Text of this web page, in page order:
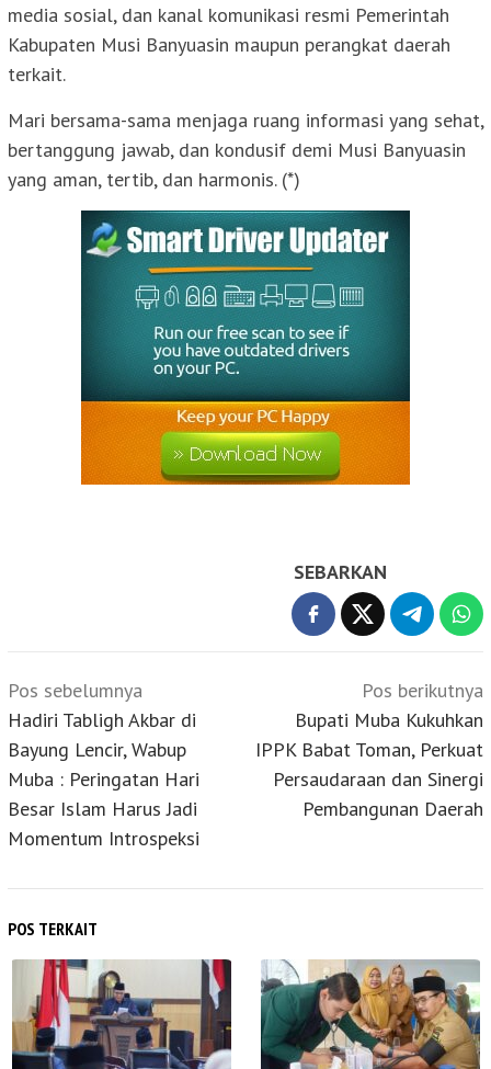
media sosial, dan kanal komunikasi resmi Pemerintah
Kabupaten Musi Banyuasin maupun perangkat daerah
terkait.
Mari bersama-sama menjaga ruang informasi yang sehat,
bertanggung jawab, dan kondusif demi Musi Banyuasin
yang aman, tertib, dan harmonis. (*)
SEBARKAN
Navigasi
pos
Pos sebelumnya
Hadiri Tabligh Akbar di
Bayung Lencir, Wabup
Muba : Peringatan Hari
Besar Islam Harus Jadi
Momentum Introspeksi
Pos berikutnya
Bupati Muba Kukuhkan
IPPK Babat Toman, Perkuat
Persaudaraan dan Sinergi
Pembangunan Daerah
POS TERKAIT